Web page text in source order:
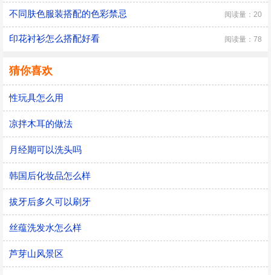
不同肤色服装搭配的色彩禁忌 阅读量：20
印花衬衫怎么搭配好看 阅读量：78
猜你喜欢
性玩具怎么用
凉拌木耳的做法
月经期可以洗头吗
韩国后化妆品怎么样
拔牙后多久可以刷牙
丝蕴洗发水怎么样
芦芽山风景区